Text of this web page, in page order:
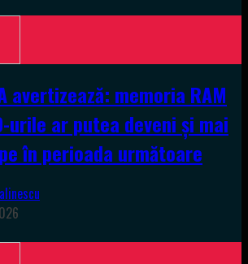
avertizează: memoria RAM
urile ar putea deveni și mai
în perioada următoare